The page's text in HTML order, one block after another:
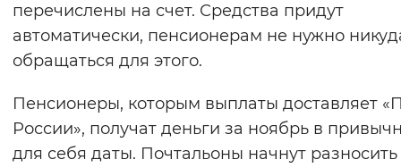
перечислены на счет. Средства придут
автоматически, пенсионерам не нужно
обращаться для этого.
Пенсионеры, которым выплаты доставляет
России», получат деньги за ноябрь в
для себя даты. Почтальоны начнут разносить